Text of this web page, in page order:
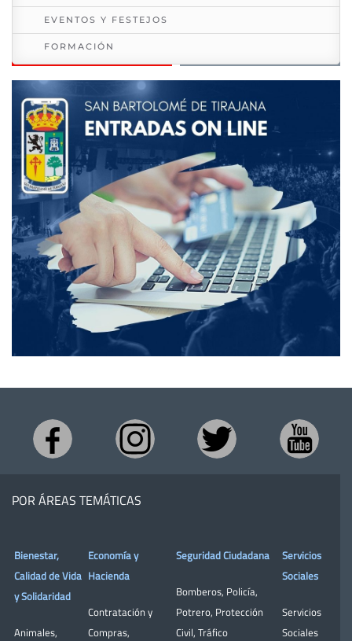
EVENTOS Y FESTEJOS
FORMACIÓN
POR ÁREAS TEMÁTICAS
Bienestar,
Calidad de Vida
y Solidaridad
Animales,
Economía y
Hacienda
Contratación y
Compras,
Seguridad Ciudadana
Bomberos, Policía,
Potrero, Protección
Civil, Tráfico
Servicios
Sociales
Servicios
Sociales